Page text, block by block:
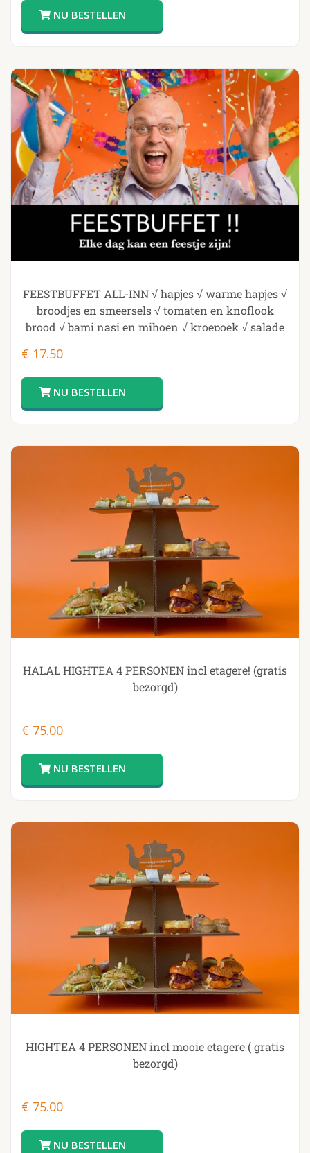
FEESTBUFFET ALL-INN √ hapjes √ warme hapjes √
broodjes en smeersels √ tomaten en knoflook
brood √ bami nasi en mihoen √ kroepoek √ salade
€ 17.50
HALAL HIGHTEA 4 PERSONEN incl etagere! (gratis
bezorgd)
€ 75.00
HIGHTEA 4 PERSONEN incl mooie etagere ( gratis
bezorgd)
€ 75.00